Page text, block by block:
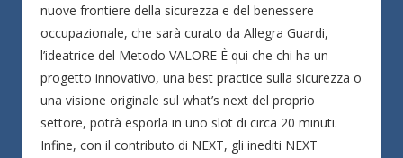
nuove frontiere della sicurezza e del benessere
occupazionale, che sarà curato da Allegra Guardi,
l’ideatrice del Metodo VALORE È qui che chi ha un
progetto innovativo, una best practice sulla sicurezza o
una visione originale sul what’s next del proprio
settore, potrà esporla in uno slot di circa 20 minuti.
Infine, con il contributo di NEXT, gli inediti NEXT